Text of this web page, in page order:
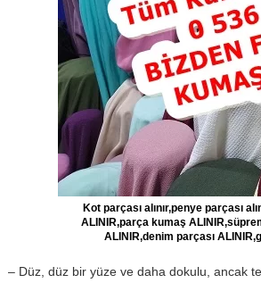
Kot parçası alınır,penye parçası
ALINIR,parça kumaş
ALINIR,denim parçası
– Düz, düz bir yüze ve daha dokulu, ancak